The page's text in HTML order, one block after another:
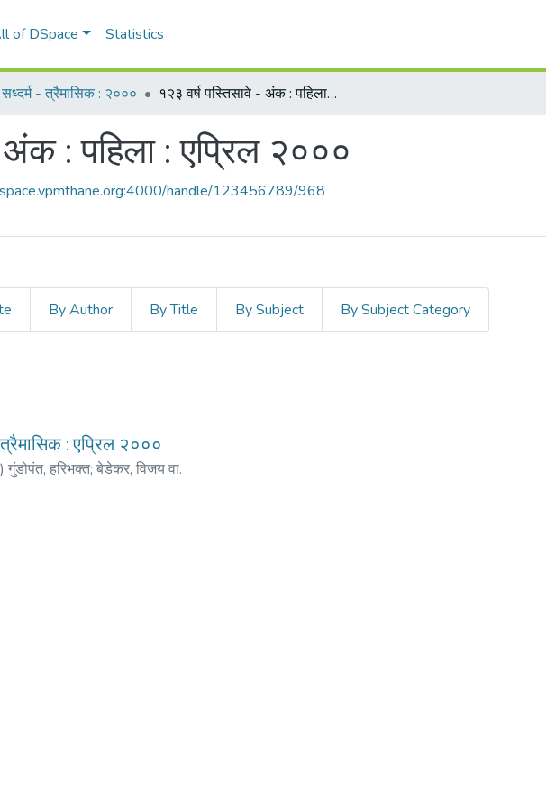
of DSpace Statistics
सध्दर्म - त्रैमासिक : २००० १२३ वर्ष पस्तिसावे - अंक : पहिला : एप्रिल २०००
: पहिला : एप्रिल २०००
handle/123456789/968
By Author By Title By Subject By Subject Category
: एप्रिल २०००
) गुंडोपंत, हरिभक्त; बेडेकर, विजय वा.